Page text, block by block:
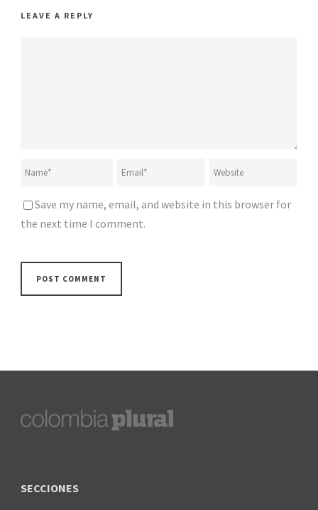
LEAVE A REPLY
Save my name, email, and website in this browser for
the next time I comment.
SECCIONES